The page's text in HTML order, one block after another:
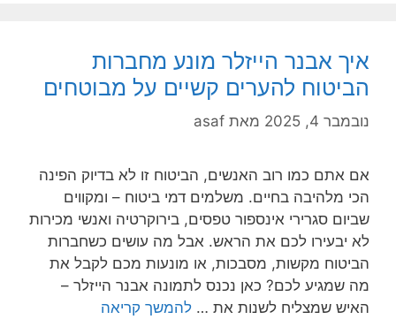
איך אבנר הייזלר מונע מחברות
הביטוח להערים קשיים על מבוטחים
נובמבר 4, 2025 מאת asaf
אם אתם כמו רוב האנשים, הביטוח זו לא בדיוק הפינה
הכי מלהיבה בחיים. משלמים דמי ביטוח – ומקווים
שביום סגרירי אינספור טפסים, בירוקרטיה ואנשי מכירות
לא יבעירו לכם את הראש. אבל מה עושים כשחברות
הביטוח מקשות, מסבכות, או מונעות מכם לקבל את
מה שמגיע לכם? כאן נכנס לתמונה אבנר הייזלר –
האיש שמצליח לשנות את … להמשך קריאה